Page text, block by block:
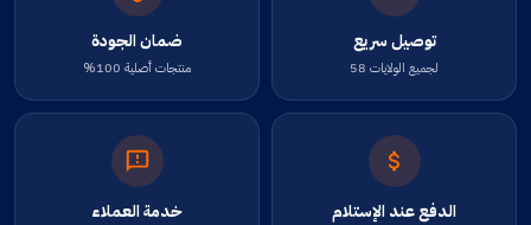
توصيل سريع
لجميع الولايات 58
ضمان الجودة
منتجات أصلية 100%
الدفع عند الإستلام خدمة العملاء